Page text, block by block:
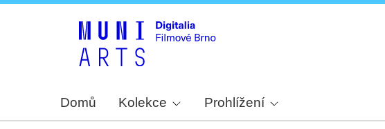
Domů Kolekce Prohlížení